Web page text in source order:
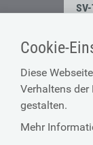
Cookie-
Diese
Verhaltens
gestalten.
Mehr